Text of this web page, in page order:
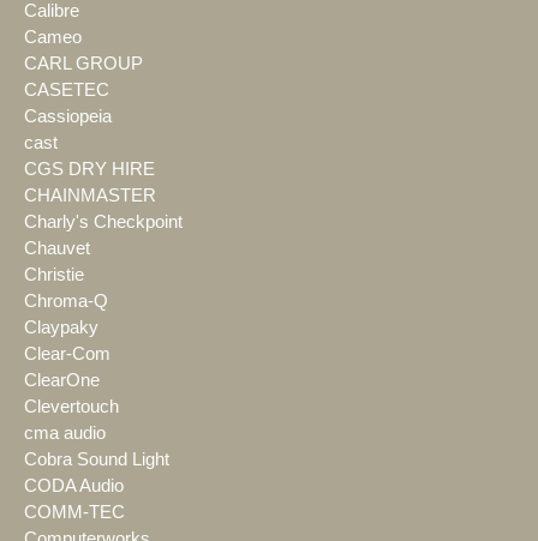
Calibre
Cameo
CARL GROUP
CASETEC
Cassiopeia
cast
CGS DRY HIRE
CHAINMASTER
Charly's Checkpoint
Chauvet
Christie
Chroma-Q
Claypaky
Clear-Com
ClearOne
Clevertouch
cma audio
Cobra Sound Light
CODA Audio
COMM-TEC